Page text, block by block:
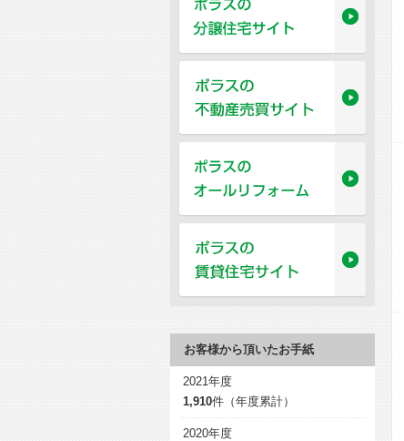
お客様から頂いたお手紙
2021年度
1,910件（年度累計）
2020年度